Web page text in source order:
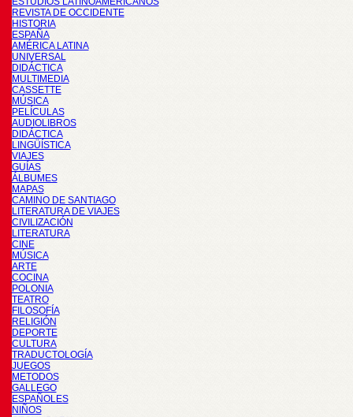
REVISTA DE OCCIDENTE
HISTORIA
ESPAÑA
AMÉRICA LATINA
UNIVERSAL
DIDÁCTICA
MULTIMEDIA
CASSETTE
MÚSICA
PELÍCULAS
AUDIOLIBROS
DIDÁCTICA
LINGÜÍSTICA
VIAJES
GUÍAS
ÁLBUMES
MAPAS
CAMINO DE SANTIAGO
LITERATURA DE VIAJES
CIVILIZACIÓN
LITERATURA
CINE
MÚSICA
ARTE
COCINA
POLONIA
TEATRO
FILOSOFÍA
RELIGIÓN
DEPORTE
CULTURA
TRADUCTOLOGÍA
JUEGOS
METODOS
GALLEGO
ESPAÑOLES
NIÑOS